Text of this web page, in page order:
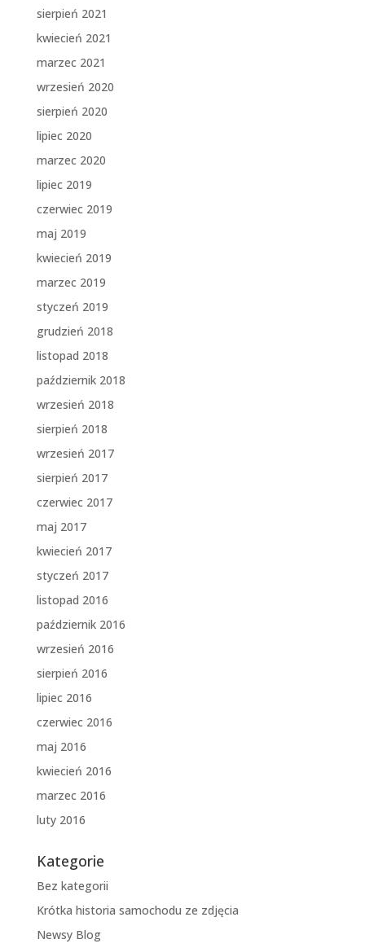
sierpień 2021
kwiecień 2021
marzec 2021
wrzesień 2020
sierpień 2020
lipiec 2020
marzec 2020
lipiec 2019
czerwiec 2019
maj 2019
kwiecień 2019
marzec 2019
styczeń 2019
grudzień 2018
listopad 2018
październik 2018
wrzesień 2018
sierpień 2018
wrzesień 2017
sierpień 2017
czerwiec 2017
maj 2017
kwiecień 2017
styczeń 2017
listopad 2016
październik 2016
wrzesień 2016
sierpień 2016
lipiec 2016
czerwiec 2016
maj 2016
kwiecień 2016
marzec 2016
luty 2016
Kategorie
Bez kategorii
Krótka historia samochodu ze zdjęcia
Newsy Blog